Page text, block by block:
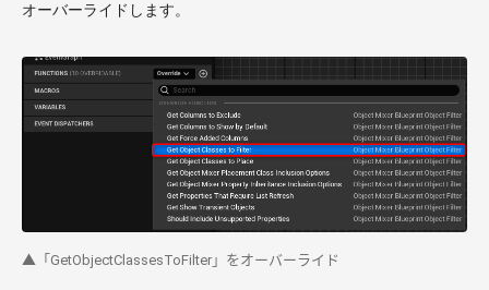
オーバーライドします。
▲「GetObjectClassesToFilter」をオーバーライド